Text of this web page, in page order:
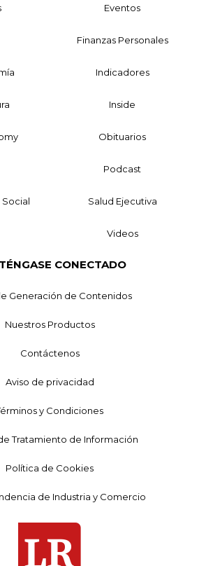
Eventos
Finanzas Personales
Indicadores
Inside
Obituarios
Podcast
Salud Ejecutiva
Videos
CONECTADO
Generación de Contenidos
Nuestros Productos
Contáctenos
Aviso de privacidad
y Condiciones
Tratamiento de Información
Política de Cookies
de Industria y Comercio